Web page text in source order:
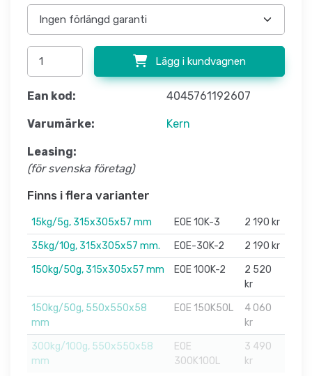
Lägg i kundvagnen
Ean kod: 4045761192607
Varumärke: Kern
Leasing:
(för svenska företag)
Finns i flera varianter
15kg/5g, 315x305x57 mm EOE 10K-3
2 190 kr
35kg/10g, 315x305x57 mm.
EOE-30K-2
2 190 kr
150kg/50g, 315x305x57 mm
EOE 100K-2
2 520
kr
150kg/50g, 550x550x58
mm
EOE 150K50L
4 060
kr
300kg/100g, 550x550x58
mm
EOE
300K100L
3 490
kr